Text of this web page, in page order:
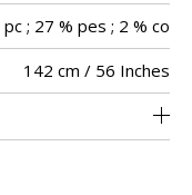
pc ; 27 % pes ; 2 % co
142 cm / 56 Inches
<3%
Raccord libre
35000
: 20.000 à 40.000
ou 15,000 à 30,000
30000
De large
610
Turquie